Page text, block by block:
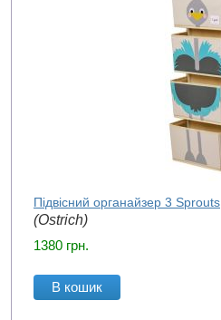
Підвісний органайзер 3 Sprouts
(Ostrich)
1380 грн.
В кошик